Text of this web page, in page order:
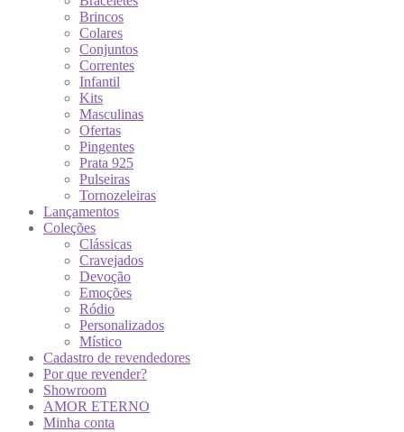
Brincos
Colares
Conjuntos
Correntes
Infantil
Kits
Masculinas
Ofertas
Pingentes
Prata 925
Pulseiras
Tornozeleiras
Lançamentos
Coleções
Clássicas
Cravejados
Devoção
Emoções
Ródio
Personalizados
Místico
Cadastro de revendedores
Por que revender?
Showroom
AMOR ETERNO
Minha conta